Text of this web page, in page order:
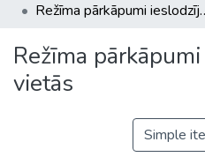
Režīma
Režīma
vietās
Simple